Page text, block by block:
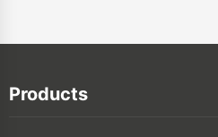
Products